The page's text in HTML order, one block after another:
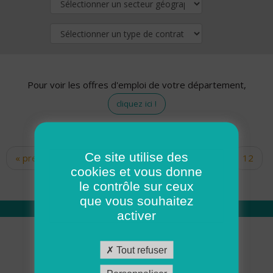
Pour voir les offres d'emploi de votre département,
cliquez ici !
Pages
« premier ‹ précédent … 10
12
14 15 16 17
Qui sommes nous
Académie ADMR
Ce site utilise des
cookies et vous donne
le contrôle sur ceux
que vous souhaitez
activer
Tout refuser